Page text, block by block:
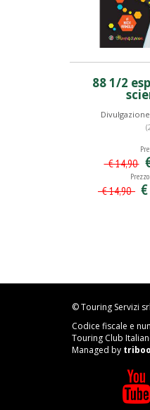
88 1/2
€ 14,90
€ 14,90 €
© Touring Servizi
Codice fiscale e
Touring Club
Managed by